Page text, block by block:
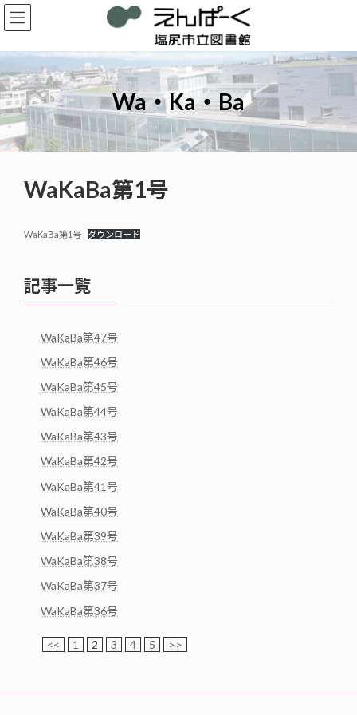
コ
ン
ン
ツ
へ
ス
キ
ッ
プ
ナ
ビ
ー
シ
ョ
ン
に
移
動
Wa・Ka・Ba
WaKaBa第1号
WaKaBa第1号 ダウンロード
記事一覧
WaKaBa第47号
WaKaBa第46号
WaKaBa第45号
WaKaBa第44号
WaKaBa第43号
WaKaBa第42号
WaKaBa第41号
WaKaBa第40号
WaKaBa第39号
WaKaBa第38号
WaKaBa第37号
WaKaBa第36号
<< 1 2 3 4 5 >>